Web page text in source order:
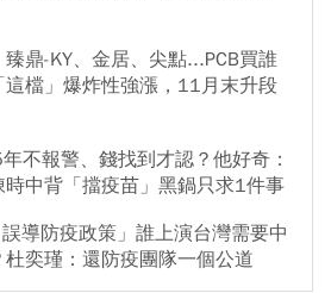
鼎-KY、金居、尖點...PCB買誰
檔」爆炸性強漲，11月末升段
不報警、錢找到才認？他好奇：
中背「擋疫苗」黑鍋只求1件事
誤導防疫政策」誰上演台灣需要中
奕瑾：還防疫團隊一個公道